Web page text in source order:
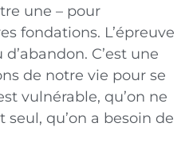
une – pour
fondations. L’épreuve
C’est une
de notre vie pour se
vulnérable, qu’on ne
qu’on a besoin de